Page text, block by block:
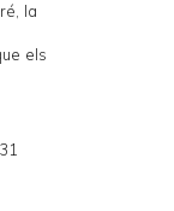
la
els